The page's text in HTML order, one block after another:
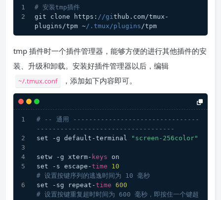
# 安装tmp插件
git clone https: //github.com/tmux-
plugins/tpm ~/.tmux/plugins/tpm
tmp 插件时一个插件管理器，能够方便的进行其他插件的安
装、升级和卸载。安装好插件管理器以后，编辑
~/.tmux.conf ，添加如下内容即可。
# -- 通用 --------------------------------
-----------------------------------
set -g default-terminal
"screen-256color"
setw -g xterm- keys on
set -s escape-time
10
# 设置按键序列的逃逸时间为 10 毫秒
set -sg repeat-time 600
# 设置按键重复超时时间为 600 毫秒，即按住一个键超